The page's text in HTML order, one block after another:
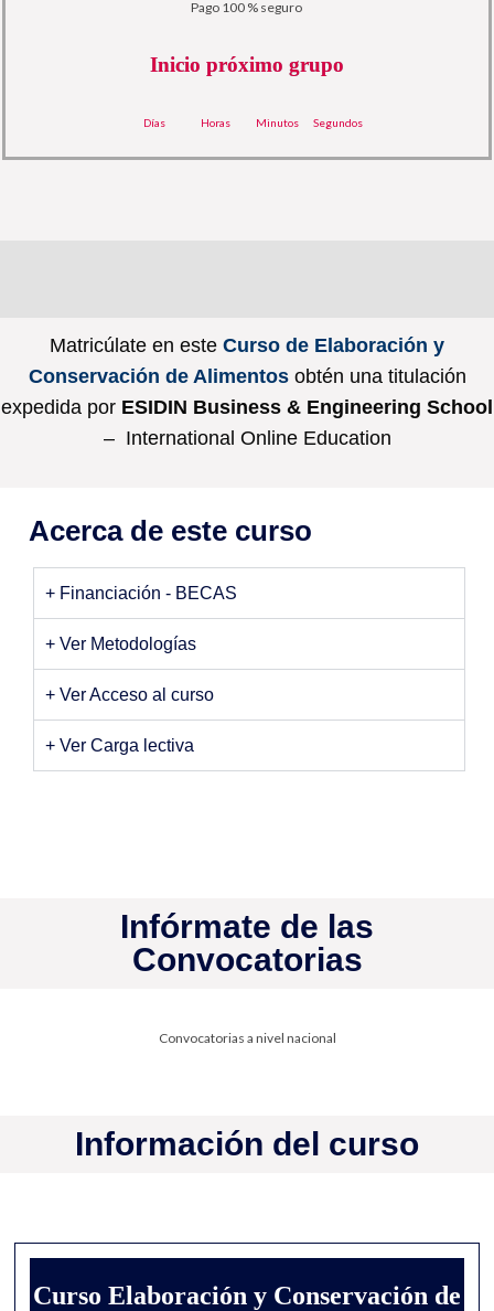
Pago 100 % seguro
Inicio próximo grupo
Días Horas Minutos Segundos
Matricúlate en este Curso de Elaboración y
Conservación de Alimentos obtén una titulación
expedida por ESIDIN Business & Engineering School
– International Online Education
Acerca de este curso
+ Financiación - BECAS
+ Ver Metodologías
+ Ver Acceso al curso
+ Ver Carga lectiva
Infórmate de las
Convocatorias
Convocatorias a nivel nacional
Información del curso
Curso Elaboración y Conservación de